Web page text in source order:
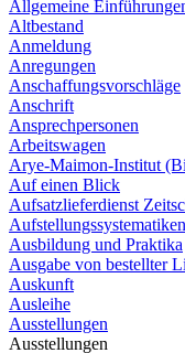
Allgemeine
Altbestand
Anmeldung
Anregungen
Anschaffungsvorschläge
Anschrift
Ansprechpersonen
Arbeitswagen
Arye-Maimon-Institut
Auf einen Blick
Aufsatzlieferdienst
Aufstellungssystematiken
Ausbildung und Praktika
Ausgabe von bestellter
Auskunft
Ausleihe
Ausstellungen
Ausstellungen